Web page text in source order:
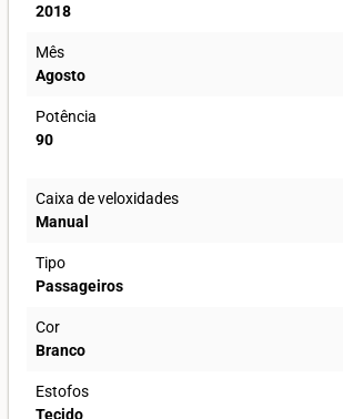
2018
Mês
Agosto
Potência
90
Caixa de veloxidades
Manual
Tipo
Passageiros
Cor
Branco
Estofos
Tecido